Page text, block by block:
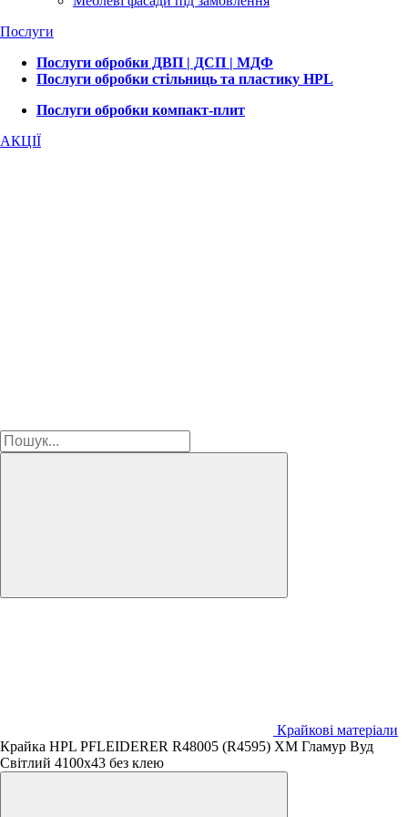
Послуги
Послуги обробки ДВП | ДСП | МДФ
Послуги обробки стільниць та пластику HPL
Послуги обробки компакт-плит
АКЦІЇ
Крайкові матеріали
Крайка HPL PFLEIDERER R48005 (R4595) XM Гламур Вуд
Світлий 4100х43 без клею